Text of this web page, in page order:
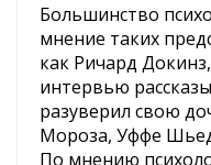
Большинство
мнение таких
как Ричард
интервью
разуверил свою
Мороза, Уффе
По мнению